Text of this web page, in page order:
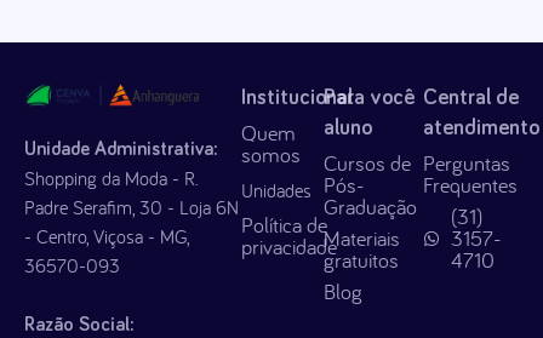
Unidade Administrativa:
Shopping da Moda - R.
Padre Serafim, 30 - Loja 6N
- Centro, Viçosa - MG,
36570-093
Razão Social:
Institucional
Quem
somos
Unidades
Política de
privacidade
Para você
aluno
Cursos de
Pós-
Graduação
Materiais
gratuitos
Blog
Central de
atendimento
Perguntas
Frequentes
(31)
3157-
4710